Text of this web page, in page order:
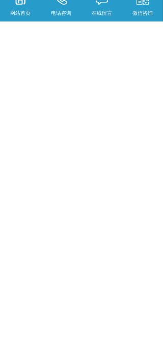
入生成道路设计文件，并利用该道路设计文件
网站首页 电话咨询 在线留言 微信咨询